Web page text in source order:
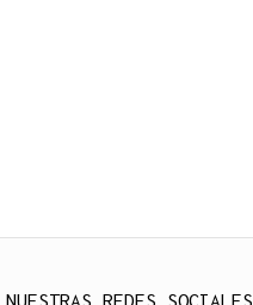
NUESTRAS REDES SOCIALES